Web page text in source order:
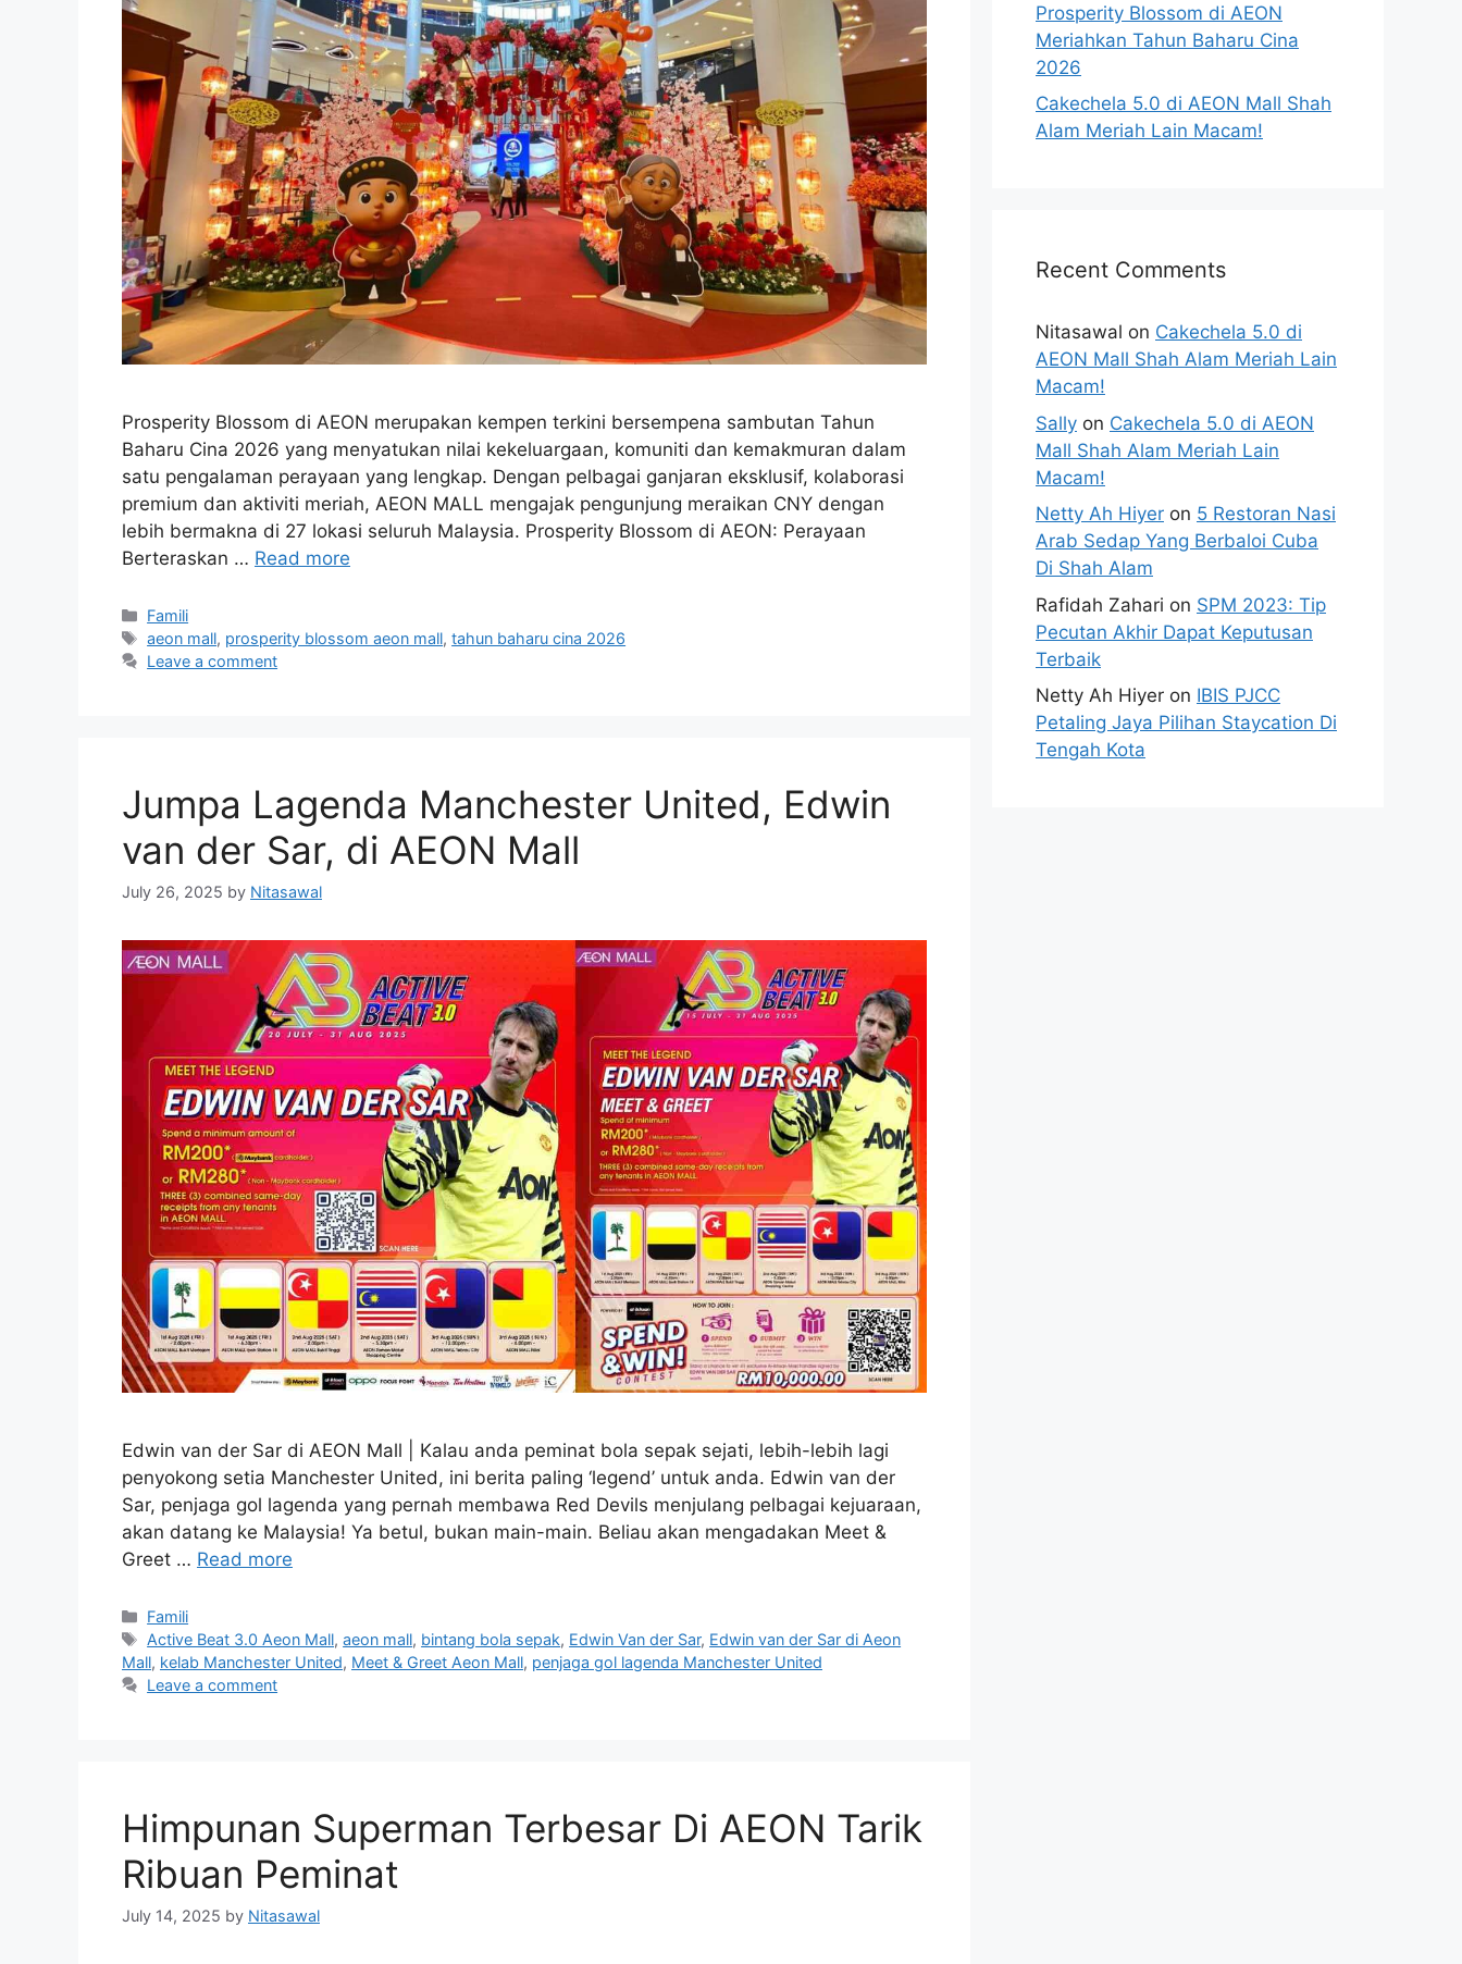
Prosperity Blossom di AEON merupakan kempen terkini bersempena sambutan Tahun
Baharu Cina 2026 yang menyatukan nilai kekeluargaan, komuniti dan kemakmuran dalam
satu pengalaman perayaan yang lengkap. Dengan pelbagai ganjaran eksklusif, kolaborasi
premium dan aktiviti meriah, AEON MALL mengajak pengunjung meraikan CNY dengan
lebih bermakna di 27 lokasi seluruh Malaysia. Prosperity Blossom di AEON: Perayaan
Berteraskan … Read more
Categories
Famili
Tags
aeon mall, prosperity blossom aeon mall,tahun baharu cina 2026
Leave a comment
Jumpa Lagenda Manchester United, Edwin
van der Sar, di AEON Mall
July 26, 2025 by Nitasawal
Edwin van der Sar di AEON Mall | Kalau anda peminat bola sepak sejati, lebih-lebih lagi
penyokong setia Manchester United, ini berita paling ‘legend’ untuk anda. Edwin van der
Sar, penjaga gol lagenda yang pernah membawa Red Devils menjulang pelbagai kejuaraan,
akan datang ke Malaysia! Ya betul, bukan main-main. Beliau akan mengadakan Meet &
Greet … Read more
Categories
Famili
Tags
Active Beat 3.0 Aeon Mall,aeon mall, bintang bola sepak, Edwin Van der Sar, Edwin van der Sar di Aeon
Mall, kelab Manchester United, Meet & Greet Aeon Mall, penjaga gol lagenda Manchester United
Leave a comment
Himpunan Superman Terbesar Di AEON Tarik
Ribuan Peminat
July 14, 2025 by Nitasawal
Prosperity Blossom di AEON
Meriahkan Tahun Baharu Cina
2026
Cakechela 5.0 di AEON Mall Shah
Alam Meriah Lain Macam!
Recent Comments
Nitasawal on Cakechela 5.0 di
AEON Mall Shah Alam Meriah Lain
Macam!
Sally on Cakechela 5.0 di AEON
Mall Shah Alam Meriah Lain
Macam!
Netty Ah Hiyer on 5 Restoran Nasi
Arab Sedap Yang Berbaloi Cuba
Di Shah Alam
Rafidah Zahari on SPM 2023: Tip
Pecutan Akhir Dapat Keputusan
Terbaik
Netty Ah Hiyer on IBIS PJCC
Petaling Jaya Pilihan Staycation Di
Tengah Kota